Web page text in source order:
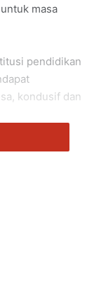
masa
pendidikan
kondusif dan
sebaiknya dan
masa depan